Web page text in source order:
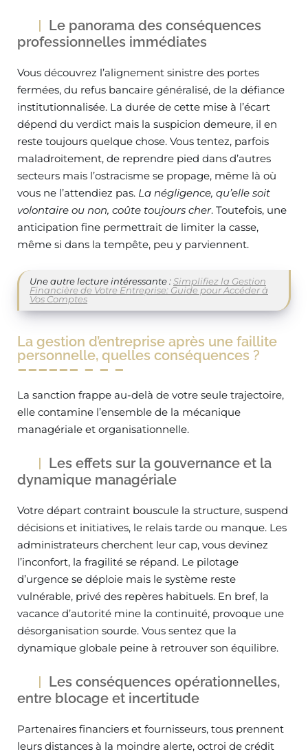
Le panorama des conséquences
professionnelles immédiates
Vous découvrez l’alignement sinistre des portes
fermées, du refus bancaire généralisé, de la défiance
institutionnalisée. La durée de cette mise à l’écart
dépend du verdict mais la suspicion demeure, il en
reste toujours quelque chose. Vous tentez, parfois
maladroitement, de reprendre pied dans d’autres
secteurs mais l’ostracisme se propage, même là où
vous ne l’attendiez pas. La négligence, qu’elle soit
volontaire ou non, coûte toujours cher. Toutefois, une
anticipation fine permettrait de limiter la casse,
même si dans la tempête, peu y parviennent.
Une autre lecture intéressante :Simplifiez la Gestion
Financière de Votre Entreprise: Guide pour Accéder à
Vos Comptes
La gestion d’entreprise après une faillite
personnelle, quelles conséquences ?
La sanction frappe au-delà de votre seule trajectoire,
elle contamine l’ensemble de la mécanique
managériale et organisationnelle.
Les effets sur la gouvernance et la
dynamique managériale
Votre départ contraint bouscule la structure, suspend
décisions et initiatives, le relais tarde ou manque. Les
administrateurs cherchent leur cap, vous devinez
l’inconfort, la fragilité se répand. Le pilotage
d’urgence se déploie mais le système reste
vulnérable, privé des repères habituels. En bref, la
vacance d’autorité mine la continuité, provoque une
désorganisation sourde. Vous sentez que la
dynamique globale peine à retrouver son équilibre.
Les conséquences opérationnelles,
entre blocage et incertitude
Partenaires financiers et fournisseurs, tous prennent
leurs distances à la moindre alerte, octroi de crédit